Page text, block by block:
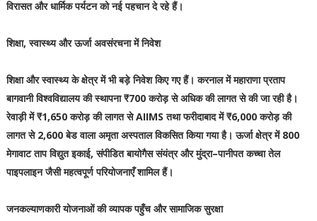
विरासत और धार्मिक पर्यटन को नई पहचान दे रहे हैं।
शिक्षा, स्वास्थ्य और ऊर्जा अवसंरचना में निवेश
शिक्षा और स्वास्थ्य के क्षेत्र में भी बड़े निवेश किए गए हैं। करनाल में महाराणा प्रताप
बागवानी विश्वविद्यालय की स्थापना ₹700 करोड़ से अधिक की लागत से की जा रही है।
रेवाड़ी में ₹1,650 करोड़ की लागत से AIIMS तथा फरीदाबाद में ₹6,000 करोड़ की
लागत से 2,600 बेड वाला अमृता अस्पताल विकसित किया गया है। ऊर्जा क्षेत्र में 800
मेगावाट ताप विद्युत इकाई, संपीडित बायोगैस संयंत्र और मुंद्रा–पानीपत कच्चा तेल
पाइपलाइन जैसी महत्वपूर्ण परियोजनाएँ शामिल हैं।
जनकल्याणकारी योजनाओं की व्यापक पहुँच और सामाजिक सुरक्षा